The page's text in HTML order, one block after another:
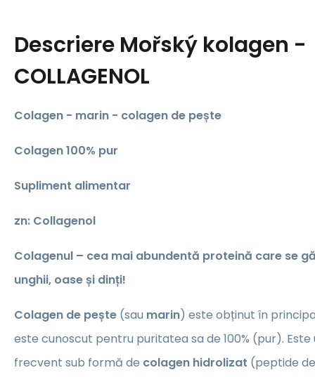
Descriere Mořský kolagen -
COLLAGENOL
Colagen - marin - colagen de pește
Colagen 100% pur
Supliment alimentar
​zn: Collagenol
Colagenul – cea mai abundentă proteină care se
unghii, oase și dinți!
Colagen de pește (sau marin) este obținut în
este cunoscut pentru puritatea sa de 100% (pur).
frecvent sub formă de colagen hidrolizat (peptide